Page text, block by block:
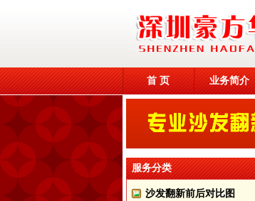
首 页 业务简介
服务分类
沙发翻新前后对比图